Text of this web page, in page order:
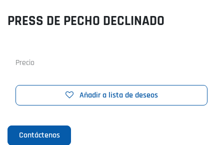
PRESS DE PECHO DECLINADO
Añadir a lista de deseos
Precio
Contáctenos